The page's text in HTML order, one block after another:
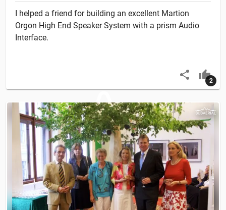
I helped a friend for building an excellent Martion
Orgon High End Speaker System with a prism Audio
Interface.
2